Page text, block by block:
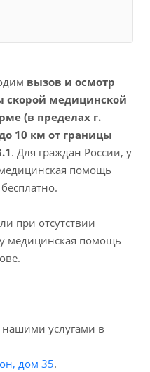
вызов и осмотр
медицинской
(в пределах г.
10 км от границы
. Для граждан России, у
помощь
при отсутствии
медицинская помощь
нашими услугами в
дом 35.